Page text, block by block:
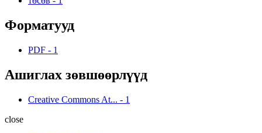
Форматууд
PDF - 1
Ашиглах зөвшөөрлүүд
Creative Commons At... - 1
close